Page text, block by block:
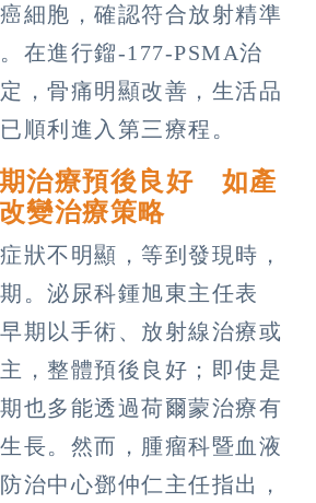
細胞，確認符合放射精準
在進行鎦-177-PSMA治
，骨痛明顯改善，生活品
順利進入第三療程。
治療預後良好 如產
變治療策略
狀不明顯，等到發現時，
。泌尿科鍾旭東主任表
期以手術、放射線治療或
，整體預後良好；即使是
也多能透過荷爾蒙治療有
長。然而，腫瘤科暨血液
治中心鄧仲仁主任指出，